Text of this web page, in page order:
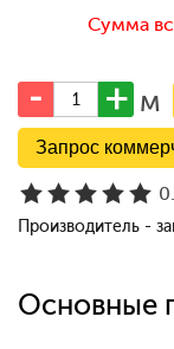
Сумма
м
Запрос
Производитель -
Основные